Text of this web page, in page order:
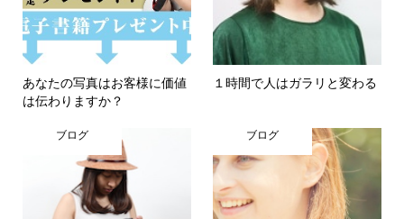
あなたの写真はお客様に価値
は伝わりますか？
１時間で人はガラリと変わる
ブログ ブログ